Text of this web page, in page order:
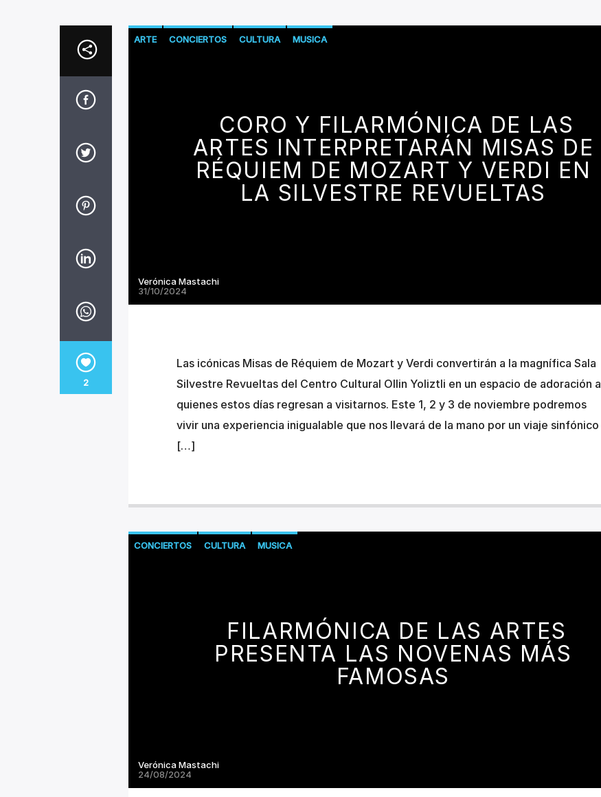
2
ARTE CONCIERTOS CULTURA MUSICA
CORO Y FILARMÓNICA DE LAS
ARTES INTERPRETARÁN MISAS DE
RÉQUIEM DE MOZART Y VERDI EN
LA SILVESTRE REVUELTAS
Verónica Mastachi
31/10/2024
Las icónicas Misas de Réquiem de Mozart y Verdi convertirán a la magnífica Sala
Silvestre Revueltas del Centro Cultural Ollin Yoliztli en un espacio de adoración a
quienes estos días regresan a visitarnos. Este 1, 2 y 3 de noviembre podremos
vivir una experiencia inigualable que nos llevará de la mano por un viaje sinfónico
[…]
CONCIERTOS CULTURA MUSICA
FILARMÓNICA DE LAS ARTES
PRESENTA LAS NOVENAS MÁS
FAMOSAS
Verónica Mastachi
24/08/2024